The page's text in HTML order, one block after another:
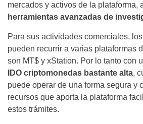
mercados y activos de la plataforma,
herramientas avanzadas de
Para sus actividades comerciales,
pueden recurrir a varias plataformas
son MT$ y xStation. Por lo tanto con
IDO criptomonedas bastante alta,
puede operar de una forma segura y
recursos que aporta la plataforma
estos trámites.